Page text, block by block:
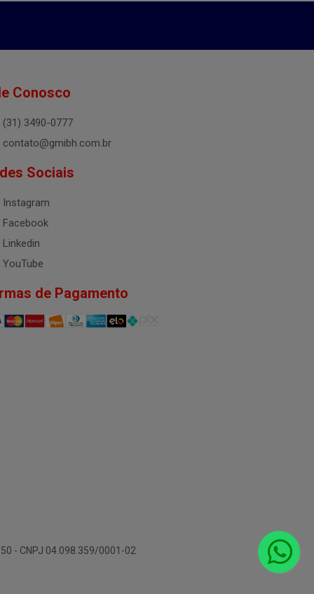
Conosco
(31) 3490-0777
contato@gmibh.com.br
Sociais
Instagram
Facebook
Linkedin
YouTube
de Pagamento
- CNPJ 04.098.359/0001-02